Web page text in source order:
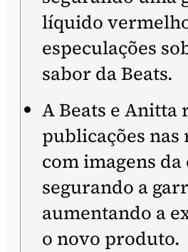
líquido
especulações
sabor da Beats.
A Beats e Anitta
publicações nas
com imagens
segurando a
aumentando a
o novo produto.